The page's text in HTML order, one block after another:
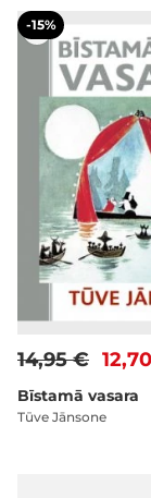
-15%
14,95 €
Bīstamā vasara
Tūve Jānsone